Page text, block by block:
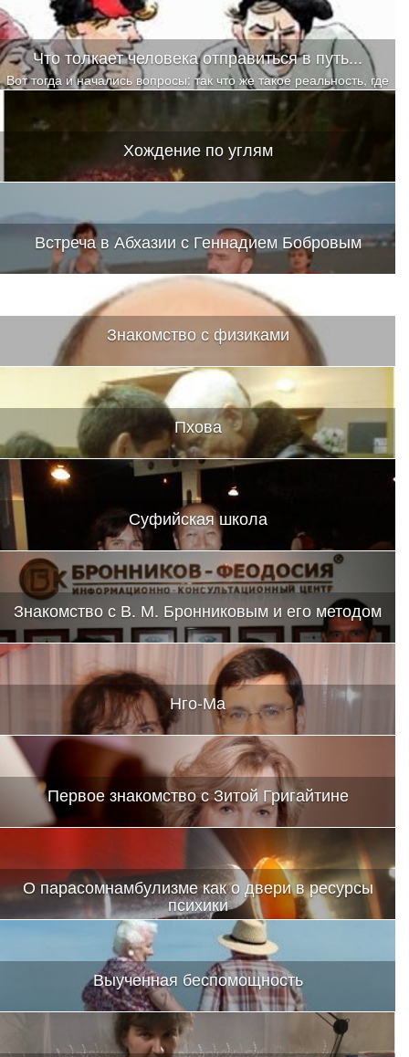
Что толкает человека отправиться в путь...
Вот тогда и начались вопросы: так что же такое реальность, где
она находится, по каким законам и принципам формируется,
кто тот, кто формирует, а самый главный — КТО Я?
Хождение по углям
Встреча в Абхазии с Геннадием Бобровым
Знакомство с физиками
Пхова
Суфийская школа
Знакомство с В. М. Бронниковым и его методом
Нго-Ма
Первое знакомство с Зитой Григайтине
О парасомнамбулизме как о двери в ресурсы
психики
Выученная беспомощность